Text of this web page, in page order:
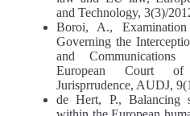
and Technology, 3(3)/
Boroi, A.,
Governing the
and
European Court
Jurisprrudence, AUDJ,
de Hert, P., Balancing